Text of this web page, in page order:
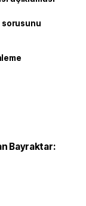
sorusunu
Bayraktar: